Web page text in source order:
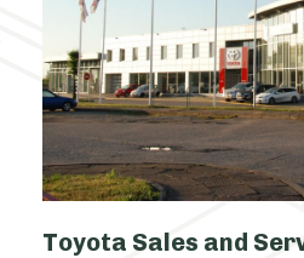
Toyota Sales and